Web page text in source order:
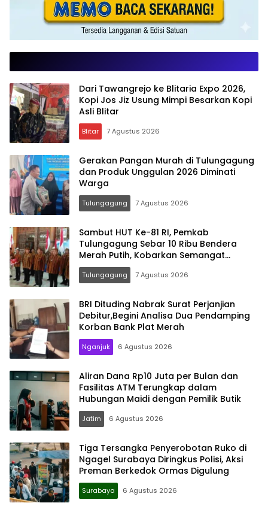
Dari Tawangrejo ke Blitaria Expo 2026,
Kopi Jos Jiz Usung Mimpi Besarkan Kopi
Asli Blitar
Blitar 7 Agustus 2026
Gerakan Pangan Murah di Tulungagung
dan Produk Unggulan 2026 Diminati
Warga
Tulungagung 7 Agustus 2026
Sambut HUT Ke-81 RI, Pemkab
Tulungagung Sebar 10 Ribu Bendera
Merah Putih, Kobarkan Semangat
Nasionalisme Hingga Pelosok Desa
Tulungagung 7 Agustus 2026
BRI Dituding Nabrak Surat Perjanjian
Debitur,Begini Analisa Dua Pendamping
Korban Bank Plat Merah
Nganjuk 6 Agustus 2026
Aliran Dana Rp10 Juta per Bulan dan
Fasilitas ATM Terungkap dalam
Hubungan Maidi dengan Pemilik Butik
Jatim 6 Agustus 2026
Tiga Tersangka Penyerobotan Ruko di
Ngagel Surabaya Diringkus Polisi, Aksi
Preman Berkedok Ormas Digulung
Surabaya 6 Agustus 2026